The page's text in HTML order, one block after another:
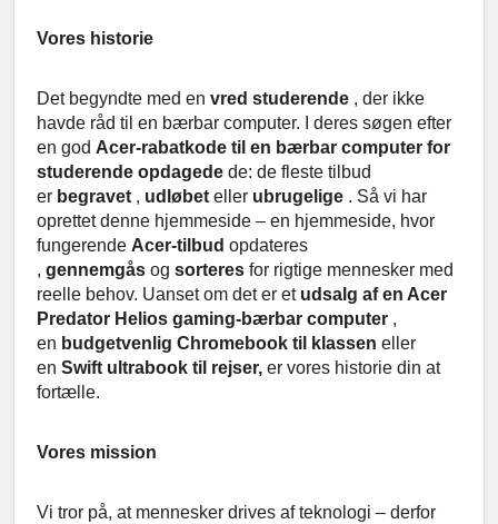
Vores historie
Det begyndte med en vred studerende , der ikke
havde råd til en bærbar computer. I deres søgen efter
en god Acer-rabatkode til en bærbar computer for
studerende opdagede de: de fleste tilbud
er begravet , udløbet eller ubrugelige . Så vi har
oprettet denne hjemmeside – en hjemmeside, hvor
fungerende Acer-tilbud opdateres
, gennemgås og sorteres for rigtige mennesker med
reelle behov. Uanset om det er et udsalg af en Acer
Predator Helios gaming-bærbar computer ,
en budgetvenlig Chromebook til klassen eller
en Swift ultrabook til rejser, er vores historie din at
fortælle.
Vores mission
Vi tror på, at mennesker drives af teknologi – derfor